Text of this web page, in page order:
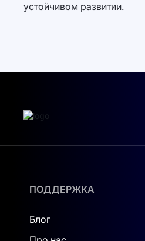
устойчивом развитии.
ПОДДЕРЖКА
Блог